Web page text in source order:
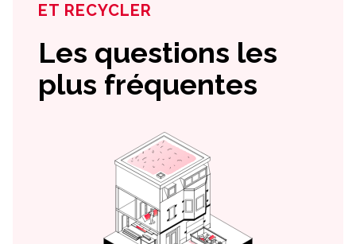
ET RECYCLER
Les questions les
plus fréquentes